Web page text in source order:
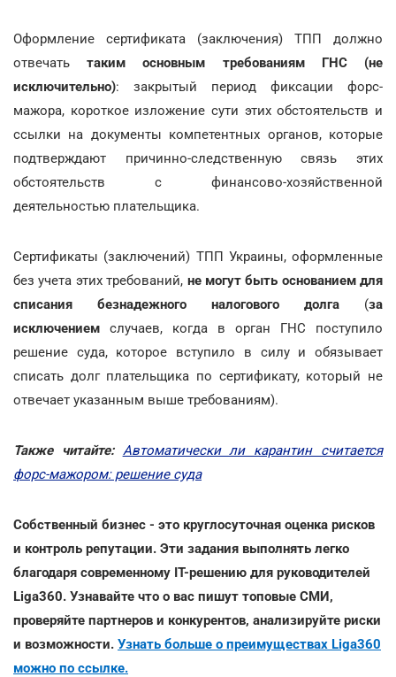
Оформление сертификата (заключения) ТПП должно
отвечать таким основным требованиям ГНС (не
исключительно): закрытый период фиксации форс-
мажора, короткое изложение сути этих обстоятельств и
ссылки на документы компетентных органов, которые
подтверждают причинно-следственную связь этих
обстоятельств с финансово-хозяйственной
деятельностью плательщика.
Сертификаты (заключений) ТПП Украины, оформленные
без учета этих требований, не могут быть основанием для
списания безнадежного налогового долга (за
исключением случаев, когда в орган ГНС поступило
решение суда, которое вступило в силу и обязывает
списать долг плательщика по сертификату, который не
отвечает указанным выше требованиям).
Также читайте: Автоматически ли карантин считается
форс-мажором: решение суда
Собственный бизнес - это круглосуточная оценка рисков
и контроль репутации. Эти задания выполнять легко
благодаря современному IT-решению для руководителей
Liga360. Узнавайте что о вас пишут топовые СМИ,
проверяйте партнеров и конкурентов, анализируйте риски
и возможности. Узнать больше о преимуществах Liga360
можно по ссылке.